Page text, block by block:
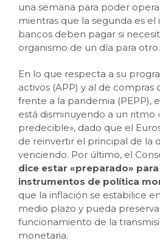
una semana para poder
mientras que la segunda es el
bancos deben pagar si
organismo de un día para otro.
En lo que respecta a su
activos (APP) y al de compras
frente a la pandemia (PEPP),
está disminuyendo a un ritmo
predecible», dado que el
de reinvertir el principal de la
venciendo. Por último, el
dice estar «preparado»
instrumentos de política
que la inflación se estabilice
medio plazo y pueda
funcionamiento de la
monetaria.